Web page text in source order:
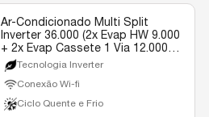
Ar-Condicionado Multi Split
Inverter 36.000 (2x Evap HW 9.000
+ 2x Evap Cassete 1 Via 12.000)
Gree Quente/Frio R-32 220v
Tecnologia Inverter
Conexão Wi-fi
Ciclo Quente e Frio